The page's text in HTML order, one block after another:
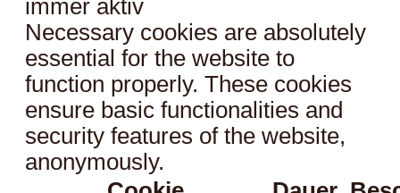
immer aktiv
Necessary cookies are absolutely
essential for the website to
function properly. These cookies
ensure basic functionalities and
security features of the website,
anonymously.